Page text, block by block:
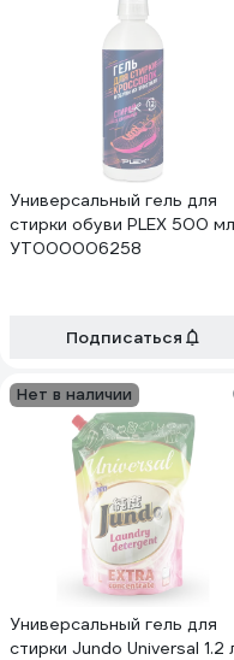
Универсальный гель для
стирки обуви PLEX 500 мл
УТ000006258
Подписаться
Нет в наличии
Универсальный гель для
стирки Jundo Universal 1.2